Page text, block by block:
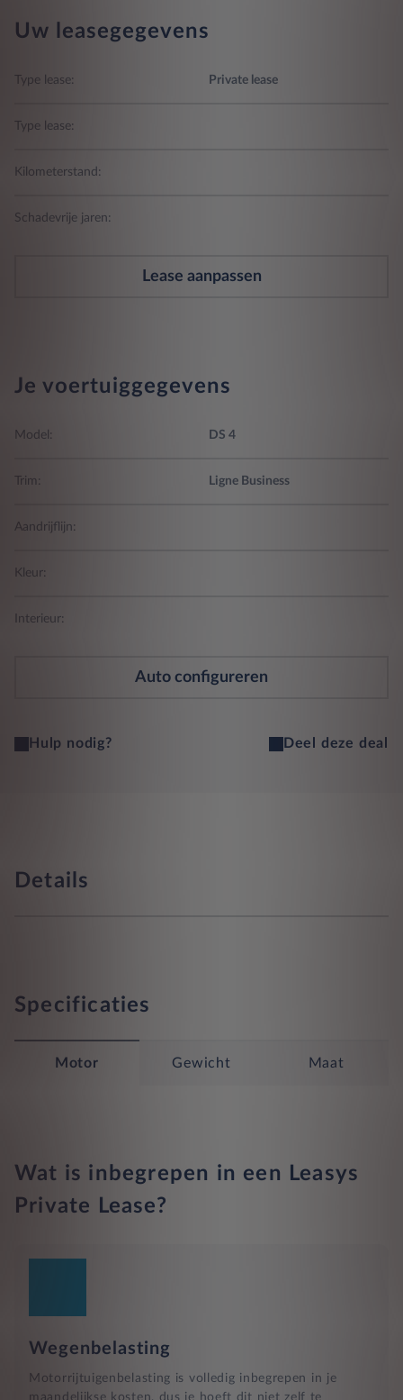
Uw leasegegevens
Type lease: Private lease
Type lease:
Kilometerstand:
Schadevrije jaren:
Lease aanpassen
Je voertuiggegevens
Model: DS 4
Trim: Ligne Business
Aandrijflijn:
Kleur:
Interieur:
Auto configureren
Hulp nodig? Deel deze deal
Details
Specificaties
Motor Gewicht Maat
Wat is inbegrepen in een Leasys
Private Lease?
Wegenbelasting
Motorrijtuigenbelasting is volledig inbegrepen in je
maandelijkse kosten, dus je hoeft dit niet zelf te